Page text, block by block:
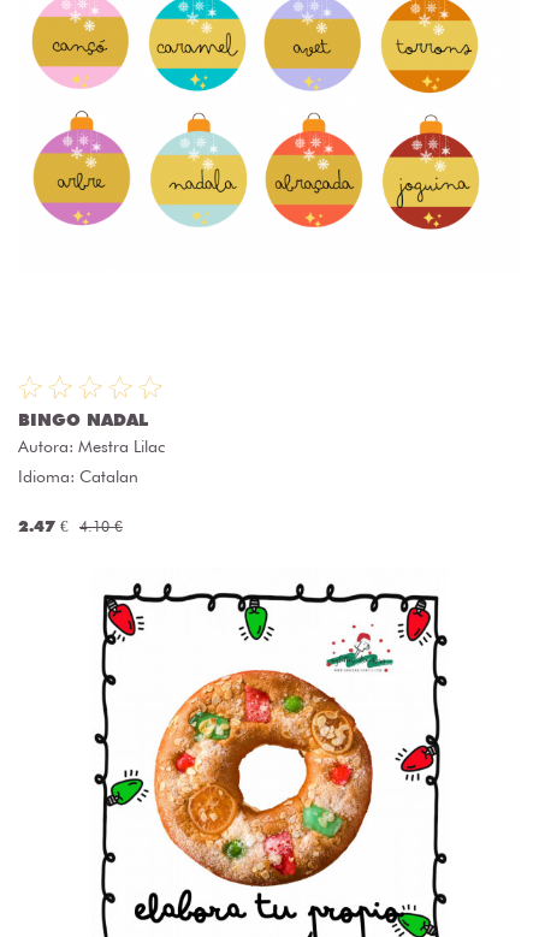
BINGO NADAL
Autora: Mestra Lilac
Idioma: Catalan
2.47 € 4.10 €